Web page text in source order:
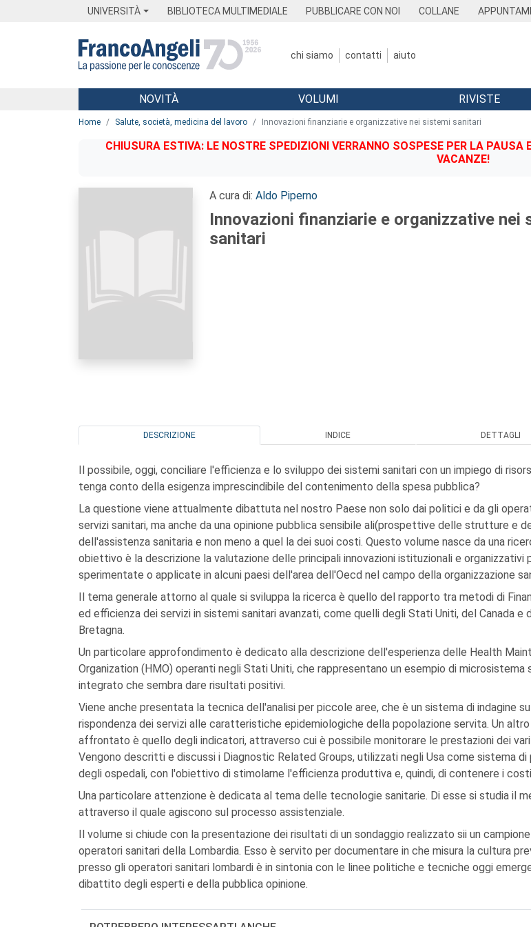
UNIVERSITÀ BIBLIOTECA MULTIMEDIALE PUBBLICARE CON NOI COLLANE
chi siamo contatti aiuto
Menu
NOVITÀ VOLUMI RIVISTE
Home Salute, società, medicina del lavoro Innovazioni finanziarie e organizzative nei sistemi sanitari
CHIUSURA ESTIVA: LE NOSTRE SPEDIZIONI VERRANNO SOSPESE PER LA
VACANZE!
A cura di: Aldo Piperno
Innovazioni finanziarie e organizzative nei
sanitari
DESCRIZIONE INDICE DETTAGLI
Il possibile, oggi, conciliare l'efficienza e lo sviluppo dei sistemi sanitari con un impiego di
tenga conto della esigenza imprescindibile del contenimento della spesa pubblica?
La questione viene attualmente dibattuta nel nostro Paese non solo dai politici e da gli
servizi sanitari, ma anche da una opinione pubblica sensibile ali(prospettive delle strutture e
dell'assistenza sanitaria e non meno a quel la dei suoi costi. Questo volume nasce da una
obiettivo è la descrizione la valutazione delle principali innovazioni istituzionali e organizzativi
sperimentate o applicate in alcuni paesi dell'area dell'Oecd nel campo della organizzazione
Il tema generale attorno al quale si sviluppa la ricerca è quello del rapporto tra metodi di
ed efficienza dei servizi in sistemi sanitari avanzati, come quelli degli Stati Uniti, del Canada e
Bretagna.
Un particolare approfondimento è dedicato alla descrizione dell'esperienza delle Health
Organization (HMO) operanti negli Stati Uniti, che rappresentano un esempio di microsistema
integrato che sembra dare risultati positivi.
Viene anche presentata la tecnica dell'analisi per piccole aree, che è un sistema di indagine
rispondenza dei servizi alle caratteristiche epidemiologiche della popolazione servita. Un
affrontato è quello degli indicatori, attraverso cui è possibile monitorare le prestazioni dei vari
Vengono descritti e discussi i Diagnostic Related Groups, utilizzati negli Usa come sistema di
degli ospedali, con l'obiettivo di stimolarne l'efficienza produttiva e, quindi, di contenere i
Una particolare attenzione è dedicata al tema delle tecnologie sanitarie. Di esse si studia il
attraverso il quale agiscono sul processo assistenziale.
Il volume si chiude con la presentazione dei risultati di un sondaggio realizzato sii un
operatori sanitari della Lombardia. Esso è servito per documentare in che misura la cultura
presso gli operatori sanitari lombardi è in sintonia con le linee politiche e tecniche oggi
dibattito degli esperti e della pubblica opinione.